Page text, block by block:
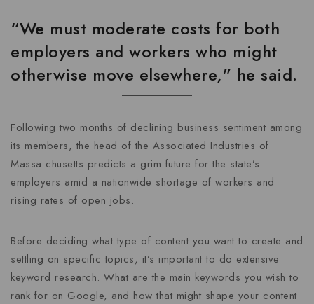
“We must moderate costs for both
employers and workers who might
otherwise move elsewhere,” he said.
Following two months of declining business sentiment among
its members, the head of the Associated Industries of
Massa chusetts predicts a grim future for the state’s
employers amid a nationwide shortage of workers and
rising rates of open jobs.
Before deciding what type of content you want to create and
settling on specific topics, it’s important to do extensive
keyword research. What are the main keywords you wish to
rank for on Google, and how that might shape your content